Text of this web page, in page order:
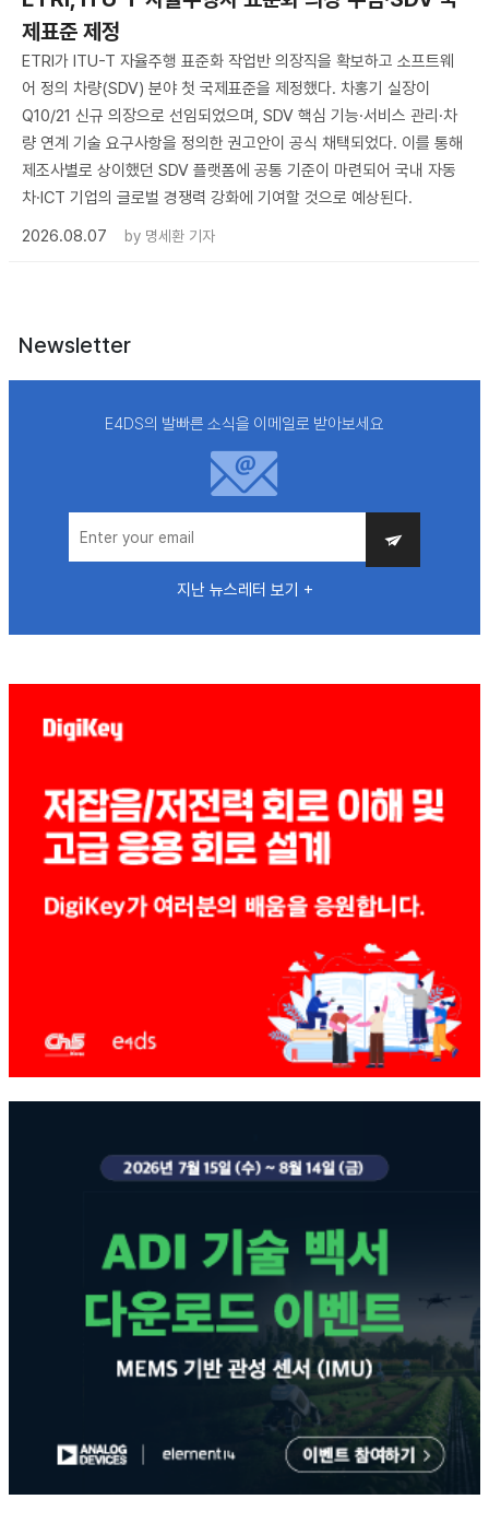
제표준 제정
ETRI가 ITU-T 자율주행 표준화 작업반 의장직을 확보하고 소프트웨
어 정의 차량(SDV) 분야 첫 국제표준을 제정했다. 차홍기 실장이
Q10/21 신규 의장으로 선임되었으며, SDV 핵심 기능·서비스 관리·차
량 연계 기술 요구사항을 정의한 권고안이 공식 채택되었다. 이를 통해
제조사별로 상이했던 SDV 플랫폼에 공통 기준이 마련되어 국내 자동
차·ICT 기업의 글로벌 경쟁력 강화에 기여할 것으로 예상된다.
2026.08.07
by 명세환 기자
Newsletter
E4DS의 발빠른 소식을 이메일로 받아보세요
지난 뉴스레터 보기 +